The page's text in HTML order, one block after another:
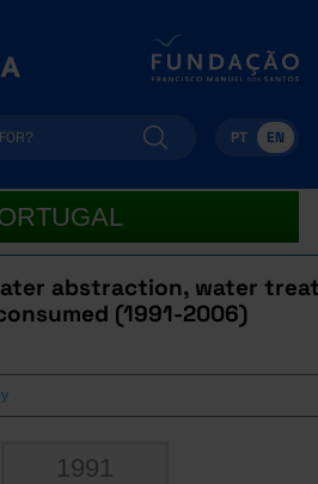
PT EN
abstraction, water
(1991-2006)
1991